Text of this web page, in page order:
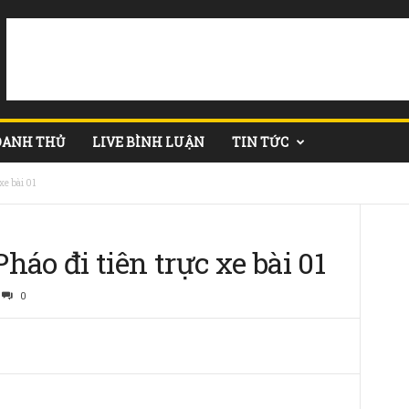
THỦ LIVE BÌNH LUẬN TIN TỨC
bài 01
đi tiên trực xe bài 01
0